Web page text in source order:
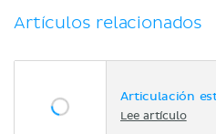
Artículos relacionados
Articulación
Lee artículo